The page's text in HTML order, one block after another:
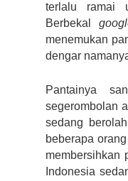
terlalu ramai
Berbekal
menemukan
dengar
Pantainya
segerombolan
sedang
beberapa
membersihkan
Indonesia